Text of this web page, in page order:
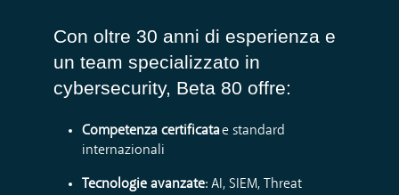
Con oltre 30 anni di esperienza e
un team specializzato in
cybersecurity, Beta 80 offre:
Competenza certificatae standard
internazionali
Tecnologie avanzate: AI, SIEM, Threat